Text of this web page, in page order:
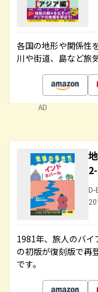
各国の地形や関係性
川や街道、島など旅
AD
D-
1981年、旅人のバイ
の初版が復刻版で
です。